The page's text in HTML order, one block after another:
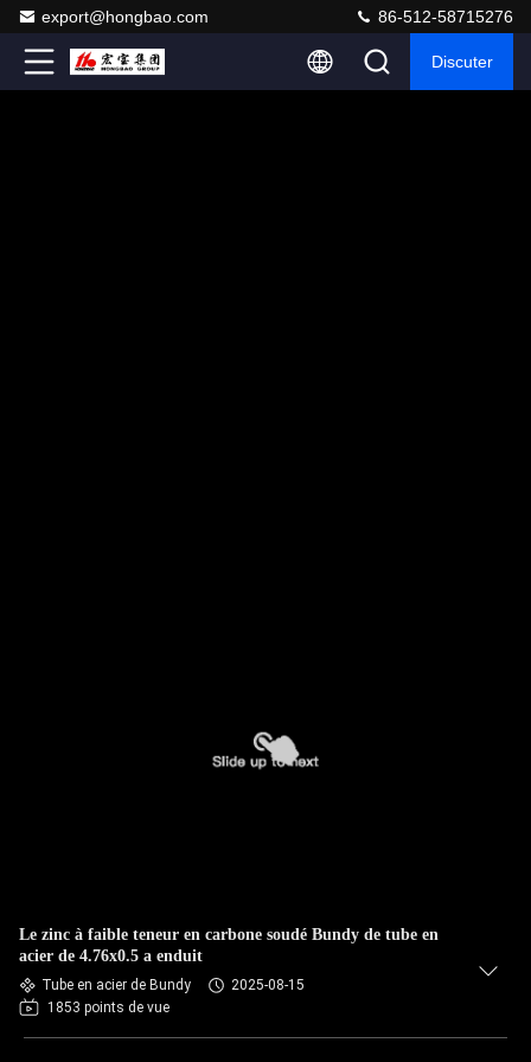
export@hongbao.com 86-512-58715276
Discuter
Le zinc à faible teneur en carbone soudé Bundy de tube en
acier de 4.76x0.5 a enduit
Tube en acier de Bundy
2025-08-15
1853 points de vue